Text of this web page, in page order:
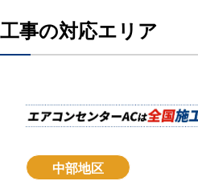
工事の対応エリア
中部地区